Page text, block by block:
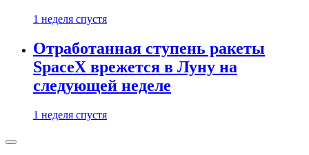
1 неделя спустя
Отработанная ступень ракеты
SpaceX врежется в Луну на
следующей неделе
1 неделя спустя